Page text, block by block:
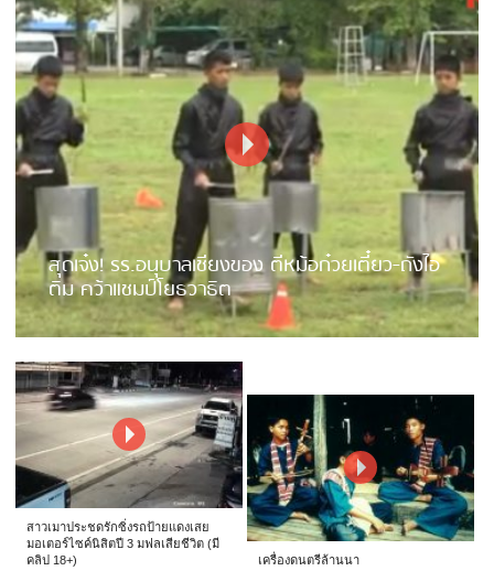
สุดเจ๋ง! รร.อนุบาลเชียงของ ตีหม้อก๋วยเตี๋ยว-ถังไอ
ติม คว้าแชมป์โยธวาธิต
สาวเมาประชดรักซิ่งรถป้ายแดงเสย
มอเตอร์ไซค์นิสิตปี 3 มฟลเสียชีวิต (มี
คลิป 18+)
เครื่องดนตรีล้านนา